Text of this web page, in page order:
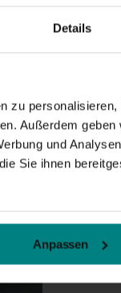
Details
zu
Außerdem
und
Sie ihnen
Anpassen